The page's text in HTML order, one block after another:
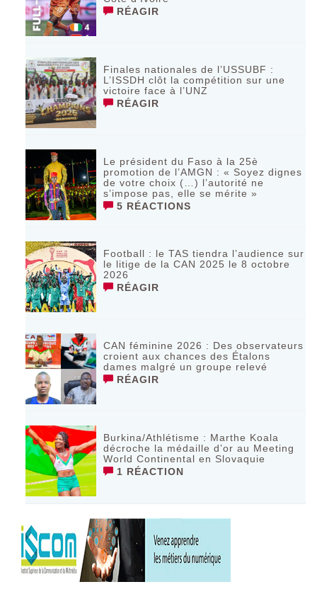
RÉAGIR
Finales nationales de l’USSUBF :
L’ISSDH clôt la compétition sur une
victoire face à l’UNZ
RÉAGIR
Le président du Faso à la 25è
promotion de l’AMGN : « Soyez dignes
de votre choix (…) l’autorité ne
s’impose pas, elle se mérite »
5 RÉACTIONS
Football : le TAS tiendra l’audience sur
le litige de la CAN 2025 le 8 octobre
2026
RÉAGIR
CAN féminine 2026 : Des observateurs
croient aux chances des Étalons
dames malgré un groupe relevé
RÉAGIR
Burkina/Athlétisme : Marthe Koala
décroche la médaille d’or au Meeting
World Continental en Slovaquie ‎
1 RÉACTION